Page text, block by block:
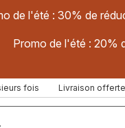
de l'été : 30% de
Promo de l'été : 20%
fois Livraison